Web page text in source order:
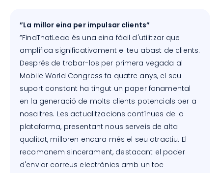
”La millor eina per impulsar clients”
”FindThatLead és una eina fàcil d'utilitzar que
amplifica significativament el teu abast de clients.
Després de trobar-los per primera vegada al
Mobile World Congress fa quatre anys, el seu
suport constant ha tingut un paper fonamental
en la generació de molts clients potencials per a
nosaltres. Les actualitzacions contínues de la
plataforma, presentant nous serveis de alta
qualitat, milloren encara més el seu atractiu. El
recomanem sincerament, destacant el poder
d'enviar correus electrònics amb un toc